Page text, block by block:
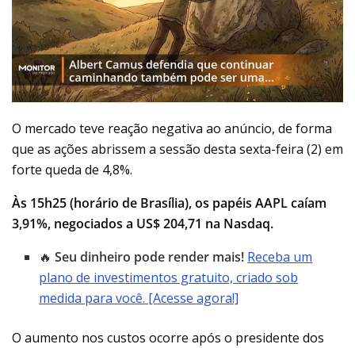
O mercado teve reação negativa ao anúncio, de forma
que as ações abrissem a sessão desta sexta-feira (2) em
forte queda de 4,8%.
Às 15h25 (horário de Brasília), os papéis AAPL caíam
3,91%, negociados a US$ 204,71 na Nasdaq.
🔥Seu dinheiro pode render mais! Receba um
plano de investimentos gratuito, criado sob
medida para você. [Acesse agora!]
O aumento nos custos ocorre após o presidente dos